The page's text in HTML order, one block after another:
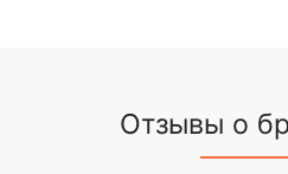
Отзывы о